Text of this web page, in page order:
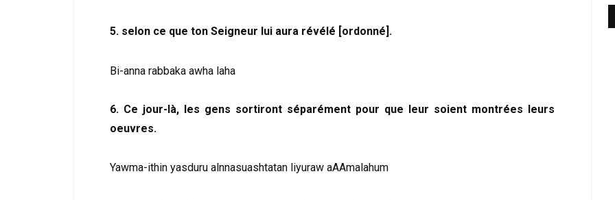
5. selon ce que ton Seigneur lui aura révélé [ordonné].
Bi-anna rabbaka awha laha
6. Ce jour-là, les gens sortiront séparément pour que leur soient montrées leurs
oeuvres.
Yawma-ithin yasduru alnnasuashtatan liyuraw aAAmalahum